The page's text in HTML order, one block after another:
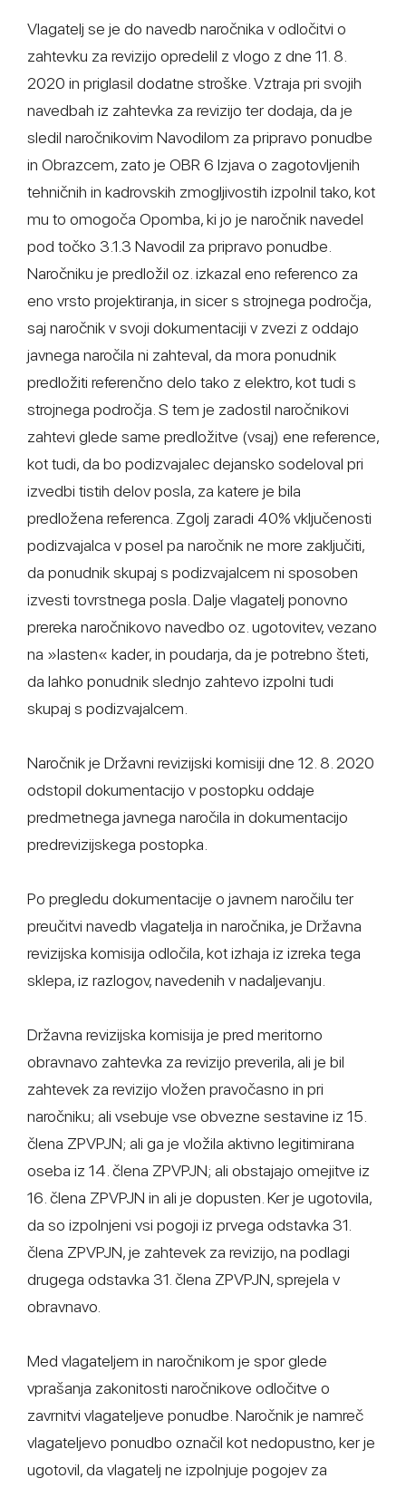
Vlagatelj se je do navedb naročnika v odločitvi o
zahtevku za revizijo opredelil z vlogo z dne 11. 8.
2020 in priglasil dodatne stroške. Vztraja pri svojih
navedbah iz zahtevka za revizijo ter dodaja, da je
sledil naročnikovim Navodilom za pripravo ponudbe
in Obrazcem, zato je OBR 6 Izjava o zagotovljenih
tehničnih in kadrovskih zmogljivostih izpolnil tako, kot
mu to omogoča Opomba, ki jo je naročnik navedel
pod točko 3.1.3 Navodil za pripravo ponudbe.
Naročniku je predložil oz. izkazal eno referenco za
eno vrsto projektiranja, in sicer s strojnega področja,
saj naročnik v svoji dokumentaciji v zvezi z oddajo
javnega naročila ni zahteval, da mora ponudnik
predložiti referenčno delo tako z elektro, kot tudi s
strojnega področja. S tem je zadostil naročnikovi
zahtevi glede same predložitve (vsaj) ene reference,
kot tudi, da bo podizvajalec dejansko sodeloval pri
izvedbi tistih delov posla, za katere je bila
predložena referenca. Zgolj zaradi 40% vključenosti
podizvajalca v posel pa naročnik ne more zaključiti,
da ponudnik skupaj s podizvajalcem ni sposoben
izvesti tovrstnega posla. Dalje vlagatelj ponovno
prereka naročnikovo navedbo oz. ugotovitev, vezano
na »lasten« kader, in poudarja, da je potrebno šteti,
da lahko ponudnik slednjo zahtevo izpolni tudi
skupaj s podizvajalcem.
Naročnik je Državni revizijski komisiji dne 12. 8. 2020
odstopil dokumentacijo v postopku oddaje
predmetnega javnega naročila in dokumentacijo
predrevizijskega postopka.
Po pregledu dokumentacije o javnem naročilu ter
preučitvi navedb vlagatelja in naročnika, je Državna
revizijska komisija odločila, kot izhaja iz izreka tega
sklepa, iz razlogov, navedenih v nadaljevanju.
Državna revizijska komisija je pred meritorno
obravnavo zahtevka za revizijo preverila, ali je bil
zahtevek za revizijo vložen pravočasno in pri
naročniku; ali vsebuje vse obvezne sestavine iz 15.
člena ZPVPJN; ali ga je vložila aktivno legitimirana
oseba iz 14. člena ZPVPJN; ali obstajajo omejitve iz
16. člena ZPVPJN in ali je dopusten. Ker je ugotovila,
da so izpolnjeni vsi pogoji iz prvega odstavka 31.
člena ZPVPJN, je zahtevek za revizijo, na podlagi
drugega odstavka 31. člena ZPVPJN, sprejela v
obravnavo.
Med vlagateljem in naročnikom je spor glede
vprašanja zakonitosti naročnikove odločitve o
zavrnitvi vlagateljeve ponudbe. Naročnik je namreč
vlagateljevo ponudbo označil kot nedopustno, ker je
ugotovil, da vlagatelj ne izpolnjuje pogojev za